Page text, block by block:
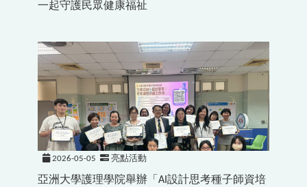
一起守護民眾健康福祉
2026-05-05 亮點活動
亞洲大學護理學院舉辦「AI設計思考種子師資培